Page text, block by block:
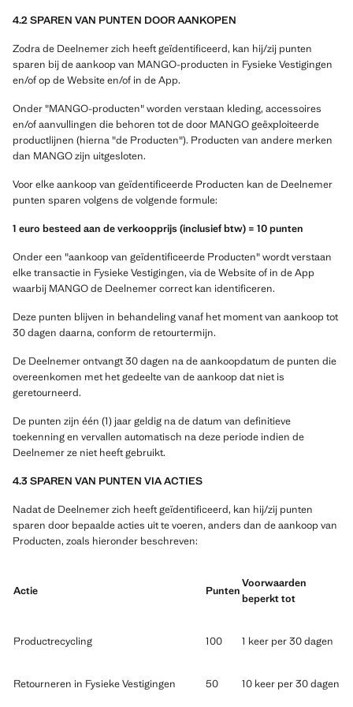
4.2 SPAREN VAN PUNTEN DOOR AANKOPEN
Zodra de Deelnemer zich heeft geïdentificeerd, kan hij/zij punten
sparen bij de aankoop van MANGO-producten in Fysieke Vestigingen
en/of op de Website en/of in de App.
Onder "MANGO-producten" worden verstaan kleding, accessoires
en/of aanvullingen die behoren tot de door MANGO geëxploiteerde
productlijnen (hierna "de Producten"). Producten van andere merken
dan MANGO zijn uitgesloten.
Voor elke aankoop van geïdentificeerde Producten kan de Deelnemer
punten sparen volgens de volgende formule:
1 euro besteed aan de verkoopprijs (inclusief btw) = 10 punten
Onder een "aankoop van geïdentificeerde Producten" wordt verstaan
elke transactie in Fysieke Vestigingen, via de Website of in de App
waarbij MANGO de Deelnemer correct kan identificeren.
Deze punten blijven in behandeling vanaf het moment van aankoop tot
30 dagen daarna, conform de retourtermijn.
De Deelnemer ontvangt 30 dagen na de aankoopdatum de punten die
overeenkomen met het gedeelte van de aankoop dat niet is
geretourneerd.
De punten zijn één (1) jaar geldig na de datum van definitieve
toekenning en vervallen automatisch na deze periode indien de
Deelnemer ze niet heeft gebruikt.
4.3 SPAREN VAN PUNTEN VIA ACTIES
Nadat de Deelnemer zich heeft geïdentificeerd, kan hij/zij punten
sparen door bepaalde acties uit te voeren, anders dan de aankoop van
Producten, zoals hieronder beschreven:
Actie Punten
Voorwaarden
beperkt tot
Productrecycling 100 1 keer per 30 dagen
Retourneren in Fysieke Vestigingen 50 10 keer per 30 dagen